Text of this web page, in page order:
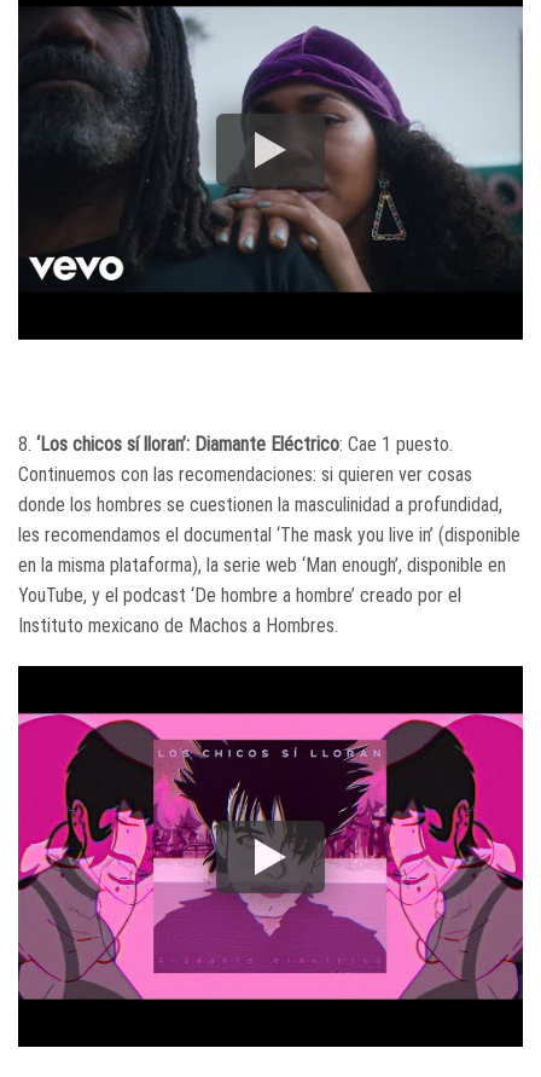
8. ‘Los chicos sí lloran’: Diamante Eléctrico: Cae 1 puesto.
Continuemos con las recomendaciones: si quieren ver cosas
donde los hombres se cuestionen la masculinidad a profundidad,
les recomendamos el documental ‘The mask you live in’ (disponible
en la misma plataforma), la serie web ‘Man enough’, disponible en
YouTube, y el podcast ‘De hombre a hombre’ creado por el
Instituto mexicano de Machos a Hombres.